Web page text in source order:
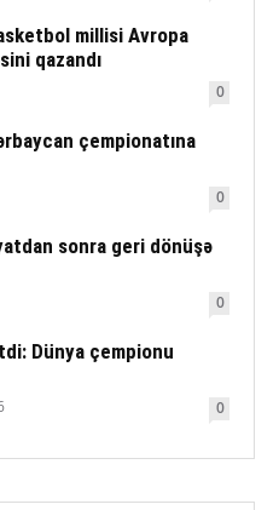
millisi Avropa
qazandı
0
çempionatına
0
sonra geri dönüşə
0
Dünya çempionu
0